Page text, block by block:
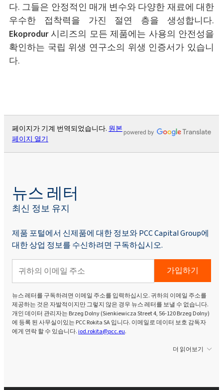
다. 그들은 안정적인 매개 변수와 다양한 재료에 대한
우수한 접착력을 가진 절연 층을 생성합니다.
Ekoprodur시리즈의 모든 제품에는 사용의 안전성을
확인하는 국립 위생 연구소의 위생 인증서가 있습니
다.
페이지가 기계 번역되었습니다. 원본
페이지 열기
뉴스 레터
최신 정보 유지
제품 포털에서 신제품에 대한 정보와 PCC Capital Group에
대한 상업 정보를 수신하려면 구독하십시오.
가입하기
뉴스 레터를 구독하려면 이메일 주소를 입력하십시오. 귀하의 이메일 주소를
제공하는 것은 자발적이지만 그렇지 않은 경우 뉴스 레터를 보낼 수 없습니다.
개인 데이터 관리자는 Brzeg Dolny (Sienkiewicza Street 4, 56-120 Brzeg Dolny)
에 등록 된 사무실이있는 PCC Rokita SA 입니다. 이메일로 데이터 보호 감독자
에게 연락 할 수 있습니다.iod.rokita@pcc.eu.
더 읽어보기